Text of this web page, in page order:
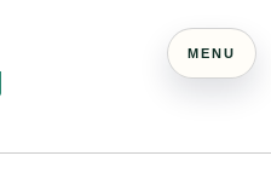
MENU